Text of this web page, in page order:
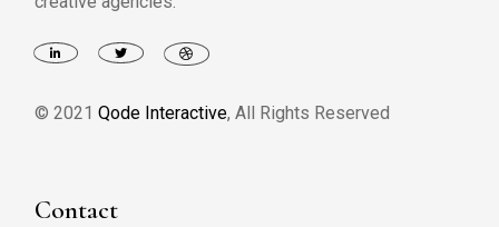
© 2021Qode Interactive, All Rights Reserved
Contact